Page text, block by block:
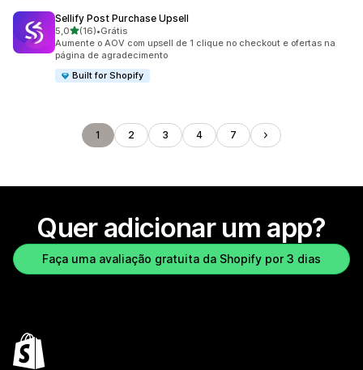
Sellify Post Purchase Upsell
5,0de 5 estrelas
(16)
16 avaliações ao todo
•Grátis
Aumente o AOV com upsell de 1 clique no checkout e ofertas na
página de agradecimento
Built for Shopify
1 2 3 4 7
Quer adicionar um app?
Faça uma avaliação gratuita da Shopify por 3 dias